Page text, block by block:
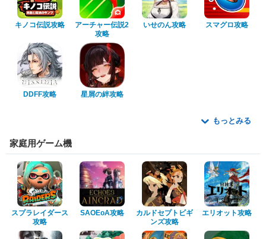
キノコ伝説攻略
アーチャー伝説2
攻略
いせのん攻略 スマグロ攻略
DDFF攻略 星屑の絆攻略
もっとみる
家庭用ゲーム機
スプラレイダース
攻略
SAOEoA攻略
カルドセプトビギ
ンズ攻略
エリオット攻略